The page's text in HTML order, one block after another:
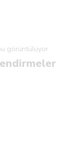
görüntülüyor